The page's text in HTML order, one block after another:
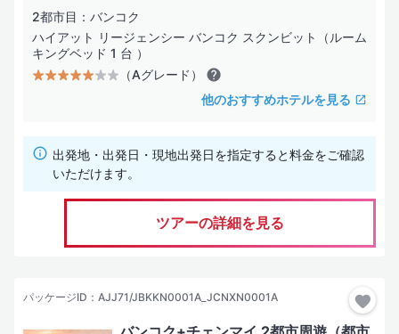
2都市目：バンコク
ハイアット リージェンシー バンコク スクンビット（ルーム
キングベッド 1 台 ）
（Aグレード）
他のおすすめホテルを見る
出発地・出発日・現地出発日を指定すると料金をご確認
いただけます。
ツアーの詳細を見る
パッケージID：AJJ71/JBKKN0001A_JCNXN0001A